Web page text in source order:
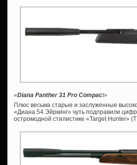
«Diana Panther 31 Pro Compact»
Плюс весьма старые и заслуженные
«Диана 54 Эйркинг» чуть подправили
остромодной стилистике «Target Hunter»